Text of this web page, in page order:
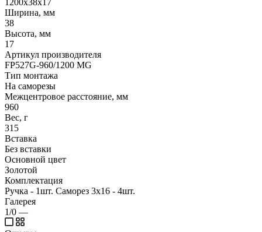
Ширина, мм
38
Высота, мм
17
Артикул производителя
FP527G-960/1200 MG
Тип монтажа
На саморезы
Межцентровое расстояние, мм
960
Вес, г
315
Вставка
Без вставки
Основной цвет
Золотой
Комплектация
Ручка - 1шт. Саморез 3х16 - 4шт.
Галерея
1/0 —